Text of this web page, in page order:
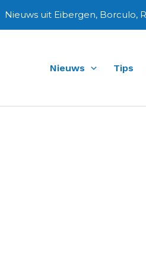
Nieuws uit Eibergen, Borculo,
Nieuws Tips